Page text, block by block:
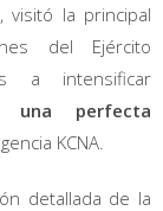
, visitó la principal
del Ejército
a intensificar
una perfecta
KCNA.
detallada de la